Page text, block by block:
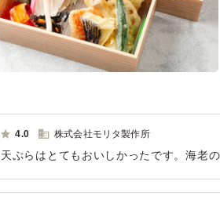
4.0 株式会社モリタ製作所
天ぷらはとてもおいしかったです。海老